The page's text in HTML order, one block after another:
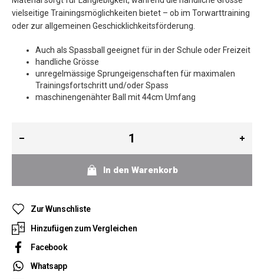
vielseitige Trainingsmöglichkeiten bietet – ob im Torwarttraining
oder zur allgemeinen Geschicklichkeitsförderung.
Auch als Spassball geeignet für in der Schule oder Freizeit
handliche Grösse
unregelmässige Sprungeigenschaften für maximalen
Trainingsfortschritt und/oder Spass
maschinengenähter Ball mit 44cm Umfang
In den Warenkorb
Zur Wunschliste
Hinzufügen zum Vergleichen
Facebook
Whatsapp